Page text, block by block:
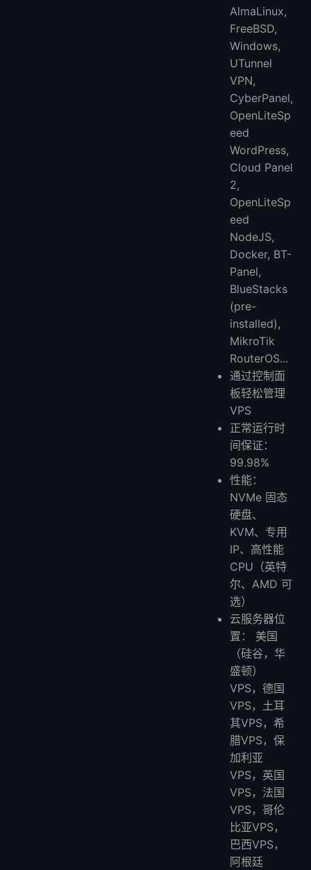
AlmaLinux,
FreeBSD,
Windows,
UTunnel
VPN,
CyberPanel,
OpenLiteSp
eed ​​
WordPress,
Cloud Panel
2,
OpenLiteSp
eed ​​
NodeJS,
Docker, BT-
Panel,
BlueStacks
(pre-
installed),
MikroTik
RouterOS...
通过控制面
板轻松管理
VPS
正常运行时
间保证：
99.98%
性能：
NVMe 固态
硬盘、
KVM、专用
IP、高性能
CPU（英特
尔、AMD 可
选）
云服务器位
置： 美国
（硅谷，华
盛顿）
VPS，德国
VPS，土耳
其VPS，希
腊VPS，保
加利亚
VPS，英国
VPS，法国
VPS，哥伦
比亚VPS，
巴西VPS，
阿根廷